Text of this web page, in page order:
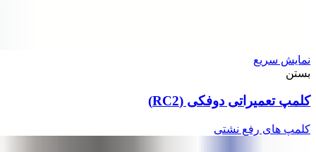
نمایش سریع
بستن
کلمپ تعمیراتی دوفکی (RC2)
کلمپ های رفع نشتی